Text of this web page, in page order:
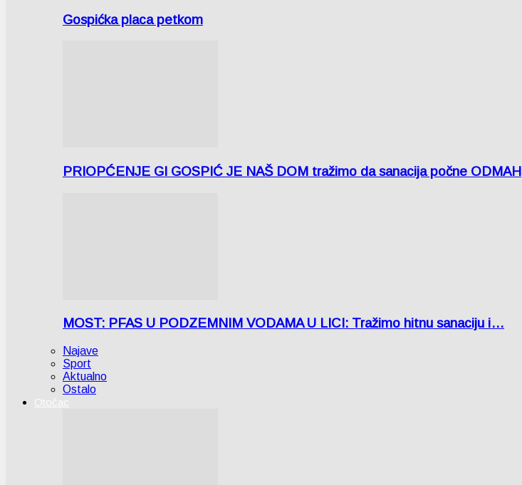
Gospićka placa petkom
PRIOPĆENJE GI GOSPIĆ JE NAŠ DOM tražimo da sanacija počne ODMAH
MOST: PFAS U PODZEMNIM VODAMA U LICI: Tražimo hitnu sanaciju i…
Najave
Sport
Aktualno
Ostalo
Otočac